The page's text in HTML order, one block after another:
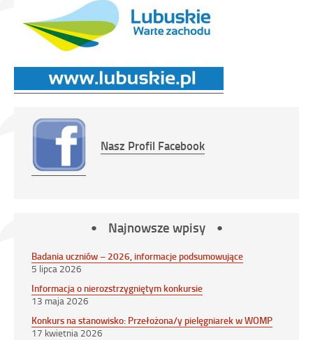
Nasz Profil Facebook
Najnowsze wpisy
Badania uczniów – 2026, informacje podsumowujące
5 lipca 2026
Informacja o nierozstrzygniętym konkursie
13 maja 2026
Konkurs na stanowisko: Przełożona/y pielęgniarek w WOMP
17 kwietnia 2026